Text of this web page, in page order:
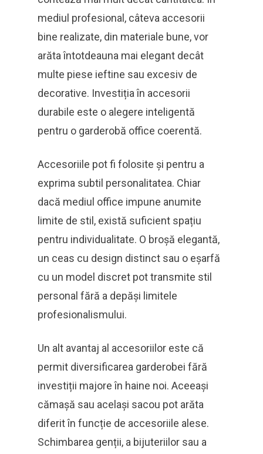
mediul profesional, câteva accesorii
bine realizate, din materiale bune, vor
arăta întotdeauna mai elegant decât
multe piese ieftine sau excesiv de
decorative. Investiția în accesorii
durabile este o alegere inteligentă
pentru o garderobă office coerentă.
Accesoriile pot fi folosite și pentru a
exprima subtil personalitatea. Chiar
dacă mediul office impune anumite
limite de stil, există suficient spațiu
pentru individualitate. O broșă elegantă,
un ceas cu design distinct sau o eșarfă
cu un model discret pot transmite stil
personal fără a depăși limitele
profesionalismului.
Un alt avantaj al accesoriilor este că
permit diversificarea garderobei fără
investiții majore în haine noi. Aceeași
cămașă sau același sacou pot arăta
diferit în funcție de accesoriile alese.
Schimbarea genții, a bijuteriilor sau a